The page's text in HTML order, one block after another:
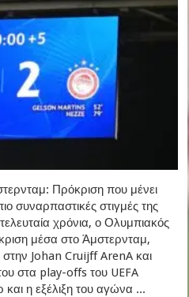
Πρόκριση που μένει
συναρπαστικές στιγμές της
χρόνια, ο Ολυμπιακός
μέσα στο Άμστερνταμ,
Johan Cruijff ArenA και
στα play-offs του UEFA
η εξέλιξη του αγώνα ...